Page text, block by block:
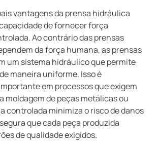
vantagens da prensa hidráulica
de fornecer força
Ao contrário das prensas
da força humana, as prensas
um sistema hidráulico que permite
maneira uniforme. Isso é
em processos que exigem
moldagem de peças metálicas ou
controlada minimiza o risco de danos
que cada peça produzida
de qualidade exigidos.